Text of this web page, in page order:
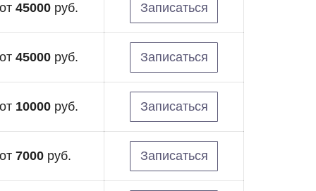
от 45000 руб. Записаться
от 45000 руб. Записаться
от 10000 руб. Записаться
от 7000 руб. Записаться